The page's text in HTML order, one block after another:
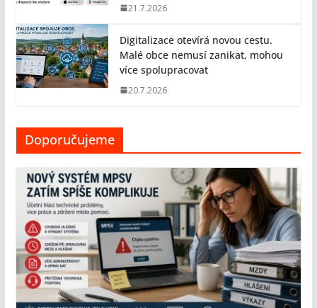
21.7.2026
Digitalizace otevírá novou cestu.
Malé obce nemusí zanikat, mohou
více spolupracovat
20.7.2026
Doporučujeme